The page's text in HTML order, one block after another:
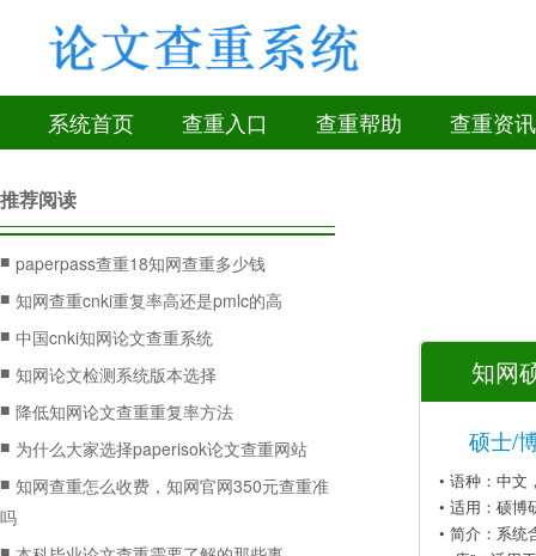
系统首页 查重入口 查重帮助 查重资讯
推荐阅读
■ paperpass查重18知网查重多少钱
■ 知网查重cnki重复率高还是pmlc的高
■ 中国cnki知网论文查重系统
■ 知网论文检测系统版本选择
■ 降低知网论文查重重复率方法
■ 为什么大家选择paperisok论文查重网站
■ 知网查重怎么收费，知网官网350元查重准
吗
■
知网
硕士/
• 语种：中文
• 适用：硕博
• 简介：系统